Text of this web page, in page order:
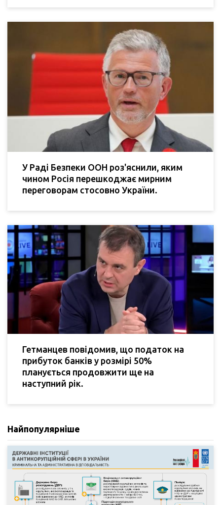
У Раді Безпеки ООН роз'яснили, яким
чином Росія перешкоджає мирним
переговорам стосовно України.
Гетманцев повідомив, що податок на
прибуток банків у розмірі 50%
планується продовжити ще на
наступний рік.
Найпопулярніше